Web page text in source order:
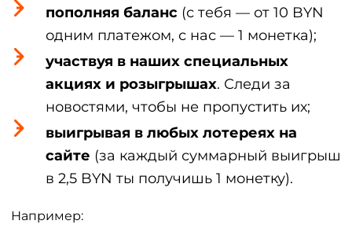
пополняя баланс (с тебя — от 10 BYN
одним платежом, с нас — 1 монетка);
участвуя в наших специальных
акциях и розыгрышах. Следи за
новостями, чтобы не пропустить их;
выигрывая в любых лотереях на
сайте (за каждый суммарный выигрыш
в 2,5 BYN ты получишь 1 монетку).
Например: